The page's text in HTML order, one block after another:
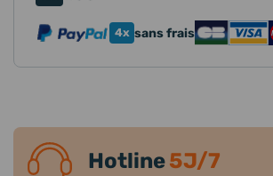
4x sans frais
Hotline5J/7